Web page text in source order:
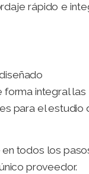
rápido e
forma integral las
para el estudio
todos los
proveedor.